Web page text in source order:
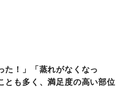
た！」「蒸れがなくなっ
とも多く、満足度の高い部位